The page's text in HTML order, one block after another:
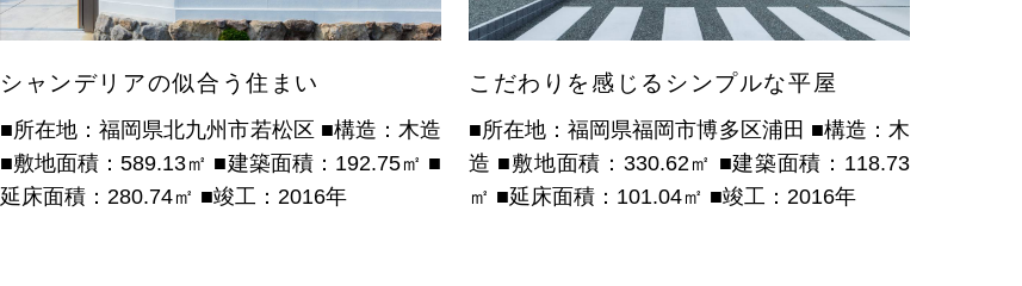
シャンデリアの似合う住まい
■所在地：福岡県北九州市若松区 ■構造：木造
■敷地面積：589.13㎡ ■建築面積：192.75㎡ ■
延床面積：280.74㎡ ■竣工：2016年
こだわりを感じるシンプルな平屋
■所在地：福岡県福岡市博多区浦田 ■構造：木
造 ■敷地面積：330.62㎡ ■建築面積：118.73
㎡ ■延床面積：101.04㎡ ■竣工：2016年